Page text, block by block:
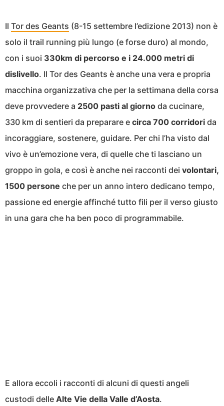
Il Tor des Geants (8-15 settembre l’edizione 2013) non è
solo il trail running più lungo (e forse duro) al mondo,
con i suoi 330km di percorso e i 24.000 metri di
dislivello. Il Tor des Geants è anche una vera e propria
macchina organizzativa che per la settimana della corsa
deve provvedere a 2500 pasti al giorno da cucinare,
330 km di sentieri da preparare e circa 700 corridori da
incoraggiare, sostenere, guidare. Per chi l’ha visto dal
vivo è un’emozione vera, di quelle che ti lasciano un
groppo in gola, e così è anche nei racconti dei volontari,
1500 persone che per un anno intero dedicano tempo,
passione ed energie affinché tutto fili per il verso giusto
in una gara che ha ben poco di programmabile.
E allora eccoli i racconti di alcuni di questi angeli
custodi delle Alte Vie della Valle d’Aosta.